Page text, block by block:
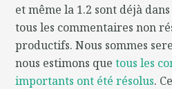
et même la 1.2 sont déjà
tous les commentaires non
productifs. Nous sommes
nous estimons quetous les
importants ont été résolus.